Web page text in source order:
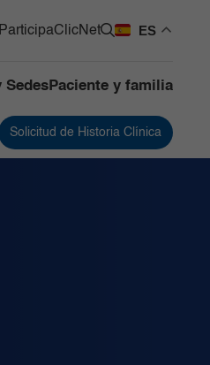
ParticipaClicNet ES
Sedes Paciente y familia
Solicitud de Historia Clínica